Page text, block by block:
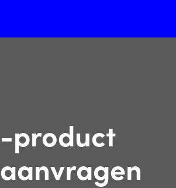
-product
aanvragen